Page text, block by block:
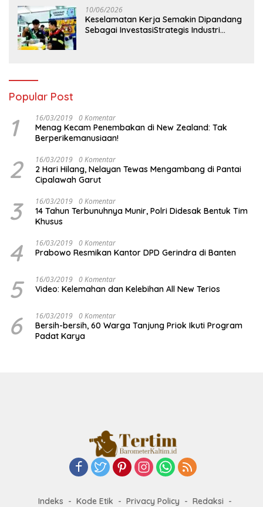
10/06/2026
Keselamatan Kerja Semakin Dipandang
Sebagai InvestasiStrategis Industri
Popular Post
1 16/03/2019 0 Komentar
Menag Kecam Penembakan di New Zealand: Tak
Berperikemanusiaan!
2 16/03/2019 0 Komentar
2 Hari Hilang, Nelayan Tewas Mengambang di Pantai
Cipalawah Garut
3 16/03/2019 0 Komentar
14 Tahun Terbunuhnya Munir, Polri Didesak Bentuk Tim
Khusus
4 16/03/2019 0 Komentar
Prabowo Resmikan Kantor DPD Gerindra di Banten
5 16/03/2019 0 Komentar
Video: Kelemahan dan Kelebihan All New Terios
6 16/03/2019 0 Komentar
Bersih-bersih, 60 Warga Tanjung Priok Ikuti Program
Padat Karya
Indeks Kode Etik Privacy Policy Redaksi